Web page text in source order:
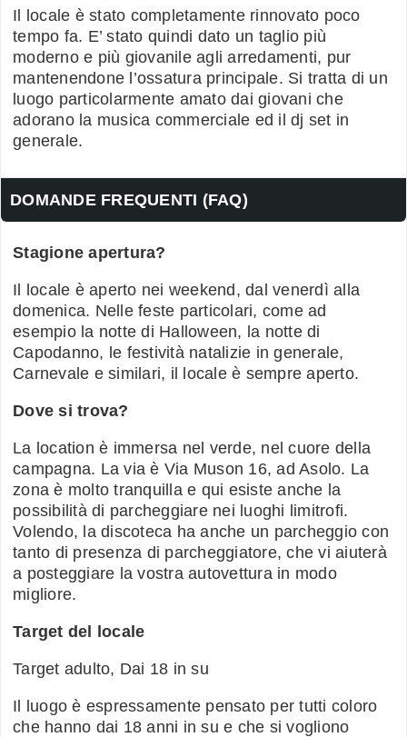
Il locale è stato completamente rinnovato poco
tempo fa. E’ stato quindi dato un taglio più
moderno e più giovanile agli arredamenti, pur
mantenendone l’ossatura principale. Si tratta di un
luogo particolarmente amato dai giovani che
adorano la musica commerciale ed il dj set in
generale.
DOMANDE FREQUENTI (FAQ)
Stagione apertura?
Il locale è aperto nei weekend, dal venerdì alla
domenica. Nelle feste particolari, come ad
esempio la notte di Halloween, la notte di
Capodanno, le festività natalizie in generale,
Carnevale e similari, il locale è sempre aperto.
Dove si trova?
La location è immersa nel verde, nel cuore della
campagna. La via è Via Muson 16, ad Asolo. La
zona è molto tranquilla e qui esiste anche la
possibilità di parcheggiare nei luoghi limitrofi.
Volendo, la discoteca ha anche un parcheggio con
tanto di presenza di parcheggiatore, che vi aiuterà
a posteggiare la vostra autovettura in modo
migliore.
Target del locale
Target adulto, Dai 18 in su
Il luogo è espressamente pensato per tutti coloro
che hanno dai 18 anni in su e che si vogliono